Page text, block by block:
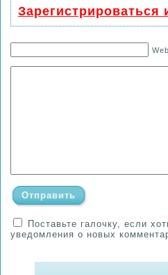
Поставьте галочку, если
уведомления о новых